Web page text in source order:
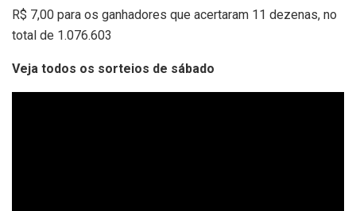
R$ 7,00 para os ganhadores que acertaram 11 dezenas, no
total de 1.076.603
Veja todos os sorteios de sábado